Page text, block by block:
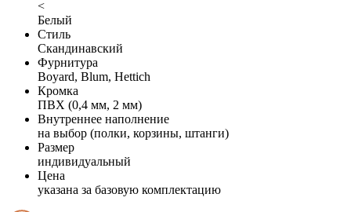
<
Белый
Стиль
Скандинавский
Фурнитура
Boyard, Blum, Hettich
Кромка
ПВХ (0,4 мм, 2 мм)
Внутреннее наполнение
на выбор (полки, корзины, штанги)
Размер
индивидуальный
Цена
указана за базовую комплектацию